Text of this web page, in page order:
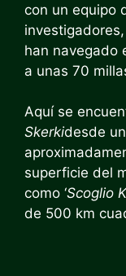
con un equipo
han navegado
a unas 70
Aquí se
Skerkidesde
superficie del
como ‘Scoglio
de 500 km